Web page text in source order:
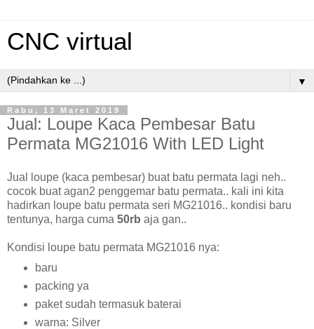
CNC virtual
▼
Rabu, 13 Maret 2019
Jual: Loupe Kaca Pembesar Batu
Permata MG21016 With LED Light
Jual loupe (kaca pembesar) buat batu permata lagi neh..
cocok buat agan2 penggemar batu permata.. kali ini kita
hadirkan loupe batu permata seri MG21016.. kondisi baru
tentunya, harga cuma 50rb aja gan..
Kondisi loupe batu permata MG21016 nya:
baru
packing ya
paket sudah termasuk baterai
warna: Silver